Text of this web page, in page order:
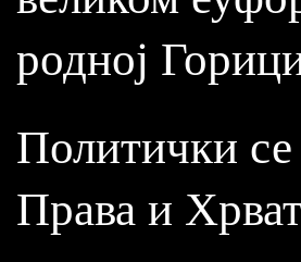
родној
Политички се
Права и